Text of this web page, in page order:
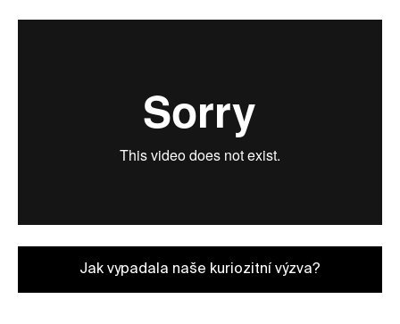
Jak vypadala naše kuriozitní výzva?